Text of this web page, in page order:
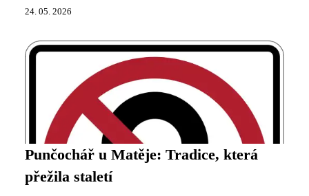
24. 05. 2026
Punčochář u Matěje: Tradice, která
přežila staletí